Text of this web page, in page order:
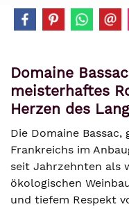
Domaine
meisterhaftes
Herzen des
Die Domaine
Frankreichs im
seit Jahrzehnten als
ökologischen
und tiefem Respekt